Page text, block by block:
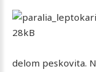
delom peskovita.